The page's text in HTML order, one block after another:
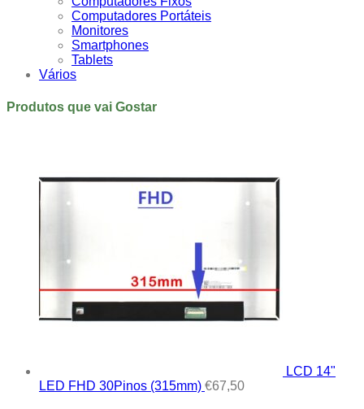
Computadores Portáteis
Monitores
Smartphones
Tablets
Vários
Produtos que vai Gostar
LCD 14"
LED FHD 30Pinos (315mm) €67,50